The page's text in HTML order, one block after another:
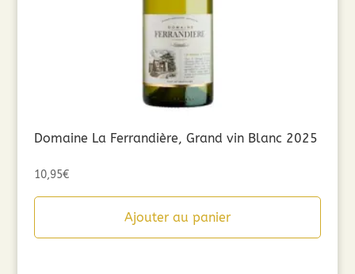
Domaine La Ferrandière, Grand vin Blanc 2025
10,95€
Ajouter au panier